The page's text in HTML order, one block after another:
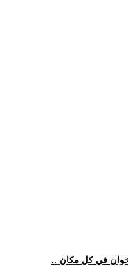
في كل مكان